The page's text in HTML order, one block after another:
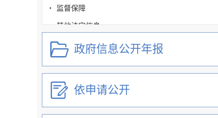
监督保障
其他法定信息
稳经济和市场主体纾困
市场主体反映投资和工程建设项目审批问题办理
政府网站工作年度报表
政府信息公开年报
依申请公开